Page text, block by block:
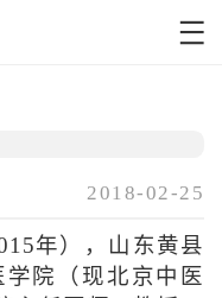
2018-02-25
年），山东黄县
院（现北京中医